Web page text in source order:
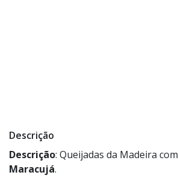
Descrição
Descrição: Queijadas da Madeira com
Maracujá.